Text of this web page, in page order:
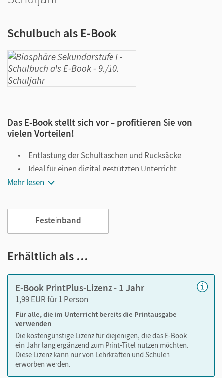
Schulbuch als E-Book
Das E-Book stellt sich vor – profitieren Sie von
vielen Vorteilen!
Entlastung der Schultaschen und Rucksäcke
Ideal für einen digital gestützten Unterricht
Notiz- und Markierungsmöglichkeit
Viele digitale Funktionen unterstützen das Lehren und
Lernen:
Notizen erstellen
Lesezeichen hinzufügen
Zoomen
Mehr lesen
Festeinband
Erhältlich als …
E-Book PrintPlus-Lizenz - 1 Jahr
1,99 EUR für 1 Person
Für alle, die im Unterricht bereits die Printausgabe
verwenden
Die kostengünstige Lizenz für diejenigen, die das E-Book
ein Jahr lang ergänzend zum Print-Titel nutzen möchten.
Diese Lizenz kann nur von Lehrkräften und Schulen
erworben werden.